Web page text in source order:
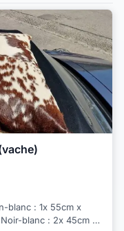
blanc : 1x 55cm x
blanc : 2x 45cm x